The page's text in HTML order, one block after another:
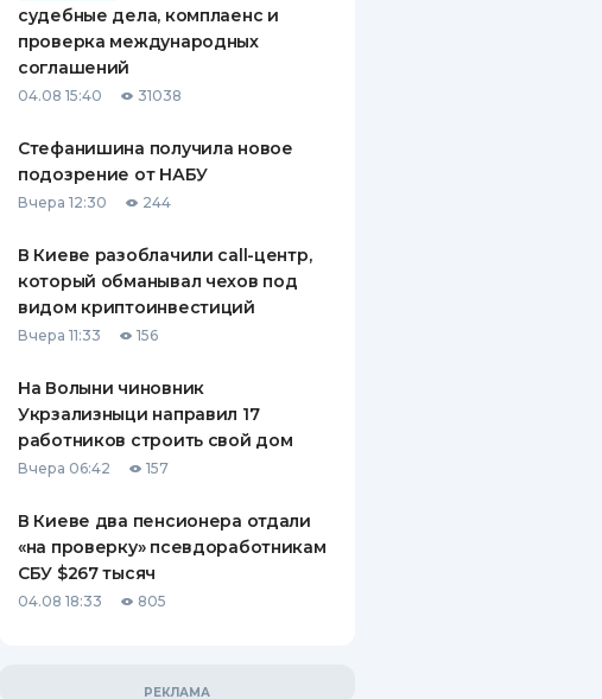
ПУТЕВОДИТЕЛИ ПО
СТРАХОВАНИЮ
СТРАХОВЫЕ КОМПАНИИ
ОТЗЫВЫ О СТРАХОВЫХ
ДОСТАВКА И ОПЛАТА
КОНТАКТЫ
судебные дела, комплаенс и
проверка международных
соглашений
04.08 15:40 31038
Стефанишина получила новое
подозрение от НАБУ
Вчера 12:30 244
В Киеве разоблачили call-центр,
который обманывал чехов под
видом криптоинвестиций
Вчера 11:33 156
На Волыни чиновник
Укрзализныци направил 17
работников строить свой дом
Вчера 06:42 157
В Киеве два пенсионера отдали
«на проверку» псевдоработникам
СБУ $267 тысяч
04.08 18:33 805